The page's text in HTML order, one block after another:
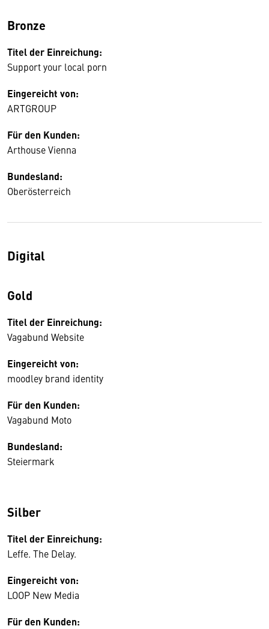
Bronze
Titel der Einreichung:
Support your local porn
Eingereicht von:
ARTGROUP
Für den Kunden:
Arthouse Vienna
Bundesland:
Oberösterreich
Digital
Gold
Titel der Einreichung:
Vagabund Website
Eingereicht von:
moodley brand identity
Für den Kunden:
Vagabund Moto
Bundesland:
Steiermark
Silber
Titel der Einreichung:
Leffe. The Delay.
Eingereicht von:
LOOP New Media
Für den Kunden: